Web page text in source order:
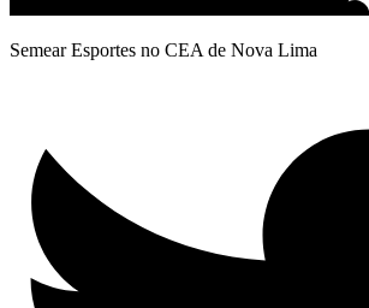
Semear Esportes no CEA de Nova Lima